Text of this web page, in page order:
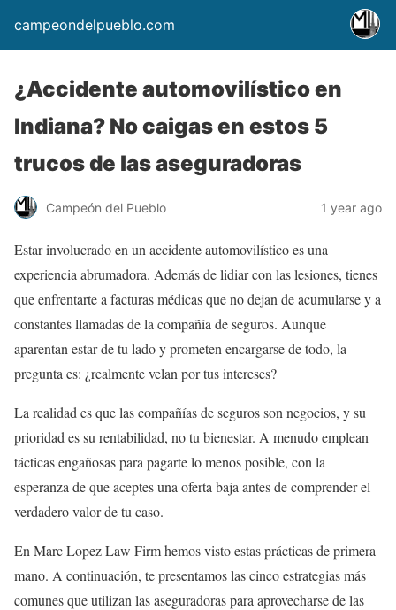
campeondelpueblo.com
¿Accidente automovilístico en
Indiana? No caigas en estos 5
trucos de las aseguradoras
Campeón del Pueblo 1 year ago
Estar involucrado en un accidente automovilístico es una
experiencia abrumadora. Además de lidiar con las lesiones, tienes
que enfrentarte a facturas médicas que no dejan de acumularse y a
constantes llamadas de la compañía de seguros. Aunque
aparentan estar de tu lado y prometen encargarse de todo, la
pregunta es: ¿realmente velan por tus intereses?
La realidad es que las compañías de seguros son negocios, y su
prioridad es su rentabilidad, no tu bienestar. A menudo emplean
tácticas engañosas para pagarte lo menos posible, con la
esperanza de que aceptes una oferta baja antes de comprender el
verdadero valor de tu caso.
En Marc Lopez Law Firm hemos visto estas prácticas de primera
mano. A continuación, te presentamos las cinco estrategias más
comunes que utilizan las aseguradoras para aprovecharse de las